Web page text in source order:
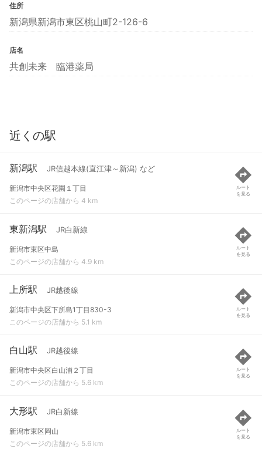
住所
新潟県新潟市東区桃山町2-126-6
店名
共創未来 臨港薬局
近くの駅
新潟駅 JR信越本線(直江津～新潟) など
新潟市中央区花園１丁目
このページの店舗から 4 km
ルート
を見る
東新潟駅 JR白新線
新潟市東区中島
このページの店舗から 4.9 km
ルート
を見る
上所駅 JR越後線
新潟市中央区下所島1丁目830-3
このページの店舗から 5.1 km
ルート
を見る
白山駅 JR越後線
新潟市中央区白山浦２丁目
このページの店舗から 5.6 km
ルート
を見る
大形駅 JR白新線
新潟市東区岡山
このページの店舗から 5.6 km
ルート
を見る